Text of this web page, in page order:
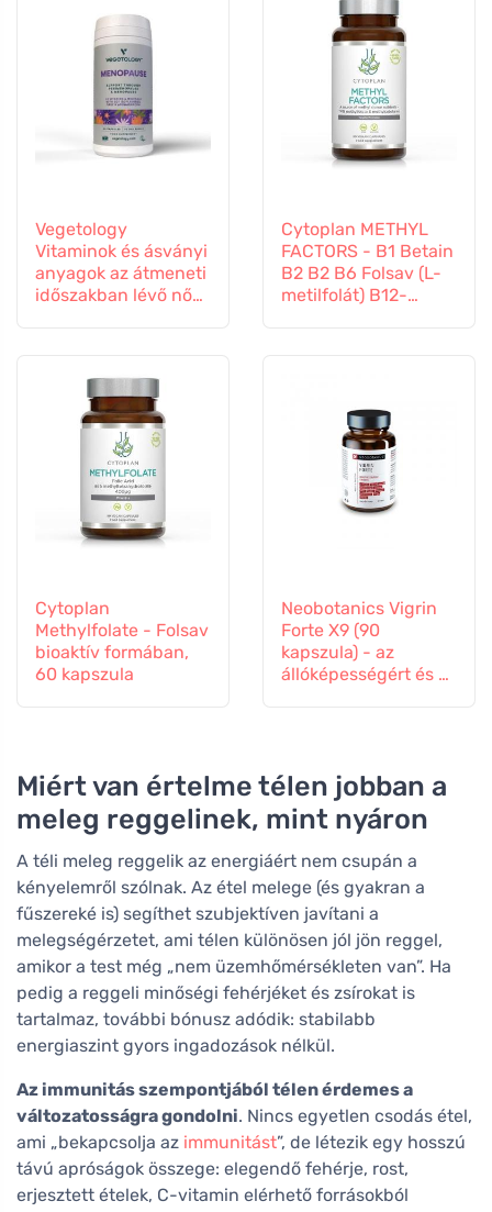
Vegetology
Vitaminok és ásványi
anyagok az átmeneti
időszakban lévő nők
Cytoplan METHYL
FACTORS - B1 Betain
B2 B2 B6 Folsav (L-
metilfolát) B12-
Cytoplan
Methylfolate - Folsav
bioaktív formában,
60 kapszula
Neobotanics Vigrin
Forte X9 (90
kapszula) - az
állóképességért és a
Miért van értelme télen jobban a
meleg reggelinek, mint nyáron
A téli meleg reggelik az energiáért nem csupán a
kényelemről szólnak. Az étel melege (és gyakran a
fűszereké is) segíthet szubjektíven javítani a
melegségérzetet, ami télen különösen jól jön reggel,
amikor a test még „nem üzemhőmérsékleten van”. Ha
pedig a reggeli minőségi fehérjéket és zsírokat is
tartalmaz, további bónusz adódik: stabilabb
energiaszint gyors ingadozások nélkül.
Az immunitás szempontjából télen érdemes a
változatosságra gondolni. Nincs egyetlen csodás étel,
ami „bekapcsolja az immunitást”, de létezik egy hosszú
távú apróságok összege: elegendő fehérje, rost,
erjesztett ételek, C-vitamin elérhető forrásokból